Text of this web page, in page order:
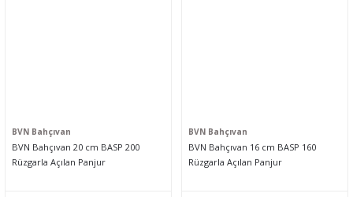
BVN Bahçıvan
BVN Bahçıvan 20 cm BASP 200
Rüzgarla Açılan Panjur
BVN Bahçıvan
BVN Bahçıvan 16 cm BASP 160
Rüzgarla Açılan Panjur